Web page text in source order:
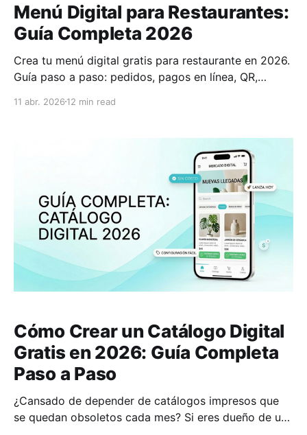
Menú Digital para Restaurantes:
Guía Completa 2026
Crea tu menú digital gratis para restaurante en 2026.
Guía paso a paso: pedidos, pagos en línea, QR,
11 abr. 2026 12 min read
Cómo Crear un Catálogo Digital
Gratis en 2026: Guía Completa
Paso a Paso
¿Cansado de depender de catálogos impresos que
se quedan obsoletos cada mes? Si eres dueño de una